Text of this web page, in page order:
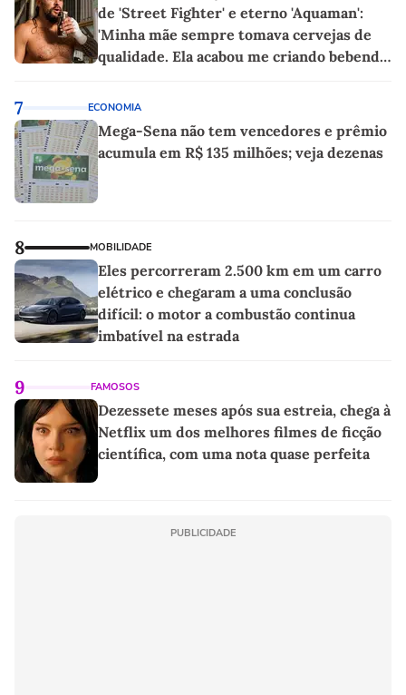
de 'Street Fighter' e eterno 'Aquaman':
'Minha mãe sempre tomava cervejas de
qualidade. Ela acabou me criando bebendo
7 ECONOMIA
Mega-Sena não tem vencedores e prêmio
acumula em R$ 135 milhões; veja dezenas
8 MOBILIDADE
Eles percorreram 2.500 km em um carro
elétrico e chegaram a uma conclusão
difícil: o motor a combustão continua
imbatível na estrada
9 FAMOSOS
Dezessete meses após sua estreia, chega à
Netflix um dos melhores filmes de ficção
científica, com uma nota quase perfeita
PUBLICIDADE